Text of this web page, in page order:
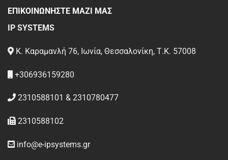
ΕΠΙΚΟΙΝΩΝΗΣΤΕ ΜΑΖΙ ΜΑΣ
IP SYSTEMS
Κ. Καραμανλή 76, Ιωνία, Θεσσαλονίκη, Τ.Κ. 57008
+306936159280
2310588101 & 2310780477
2310588102
info@e-ipsystems.gr